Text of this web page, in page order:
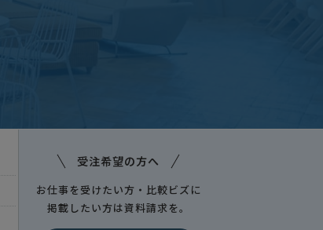
受注希望の方へ
お仕事を受けたい方・比較ビズに
掲載したい方は資料請求を。